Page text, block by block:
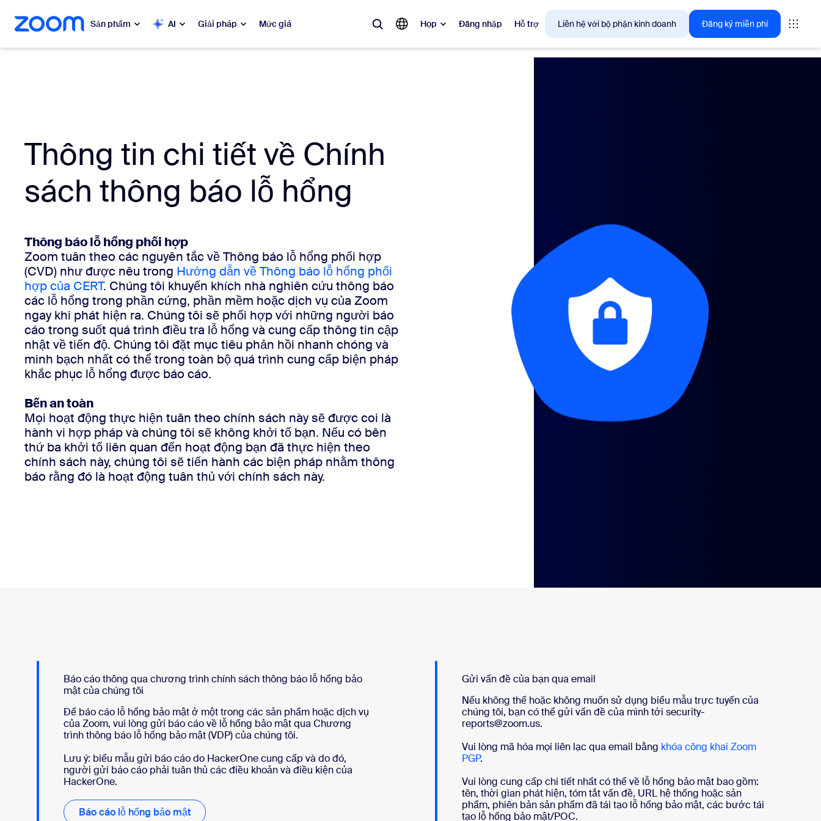
đến nội dung chính
trò chuyện trợ giúpSản phẩm AI Giải pháp Mức giá Họp Đăng nhập Hỗ trợ Liên hệ với bộ phận kinh doanh Đăng ký miễn phí
Trải nghiệm khách hàng của
Zoom
Nhà phát triển
Ứng dụng và thành phần tích hợp
ZoomMate
Phone
Cài đặt trên máy tính
Trung tâm tải xuống
Liên hệ
+1.888.799.9666 +1.888.303.1012
Thông tin chi tiết về Chính
sách thông báo lỗ hổng
Thông báo lỗ hổng phối hợp
Zoom tuân theo các nguyên tắc về Thông báo lỗ hổng phối hợp
(CVD) như được nêu trong Hướng dẫn về Thông báo lỗ hổng phối
hợp của CERT. Chúng tôi khuyến khích nhà nghiên cứu thông báo
các lỗ hổng trong phần cứng, phần mềm hoặc dịch vụ của Zoom
ngay khi phát hiện ra. Chúng tôi sẽ phối hợp với những người báo
cáo trong suốt quá trình điều tra lỗ hổng và cung cấp thông tin cập
nhật về tiến độ. Chúng tôi đặt mục tiêu phản hồi nhanh chóng và
minh bạch nhất có thể trong toàn bộ quá trình cung cấp biện pháp
khắc phục lỗ hổng được báo cáo.
Bến an toàn
Mọi hoạt động thực hiện tuân theo chính sách này sẽ được coi là
hành vi hợp pháp và chúng tôi sẽ không khởi tố bạn. Nếu có bên
thứ ba khởi tố liên quan đến hoạt động bạn đã thực hiện theo
chính sách này, chúng tôi sẽ tiến hành các biện pháp nhằm thông
báo rằng đó là hoạt động tuân thủ với chính sách này.
Báo cáo thông qua chương trình chính sách thông báo lỗ hổng bảo
mật của chúng tôi
Để báo cáo lỗ hổng bảo mật ở một trong các sản phẩm hoặc dịch vụ
của Zoom, vui lòng gửi báo cáo về lỗ hổng bảo mật qua Chương
trình thông báo lỗ hổng bảo mật (VDP) của chúng tôi.
Lưu ý: biểu mẫu gửi báo cáo do HackerOne cung cấp và do đó,
người gửi báo cáo phải tuân thủ các điều khoản và điều kiện của
HackerOne.
Báo cáo lỗ hổng bảo mật
Gửi vấn đề của bạn qua email
Nếu không thể hoặc không muốn sử dụng biểu mẫu trực tuyến của
chúng tôi, bạn có thể gửi vấn đề của mình tới security-
reports@zoom.us.
Vui lòng mã hóa mọi liên lạc qua email bằng khóa công khai Zoom
PGP.
Vui lòng cung cấp chi tiết nhất có thể về lỗ hổng bảo mật bao gồm:
tên, thời gian phát hiện, tóm tắt vấn đề, URL hệ thống hoặc sản
phẩm, phiên bản sản phẩm đã tái tạo lỗ hổng bảo mật, các bước tái
tạo lỗ hổng bảo mật/POC.